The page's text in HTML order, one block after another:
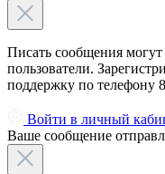
Писать сообщения могут
пользователи.
поддержку по телефону
Войти в личный
Ваше сообщение